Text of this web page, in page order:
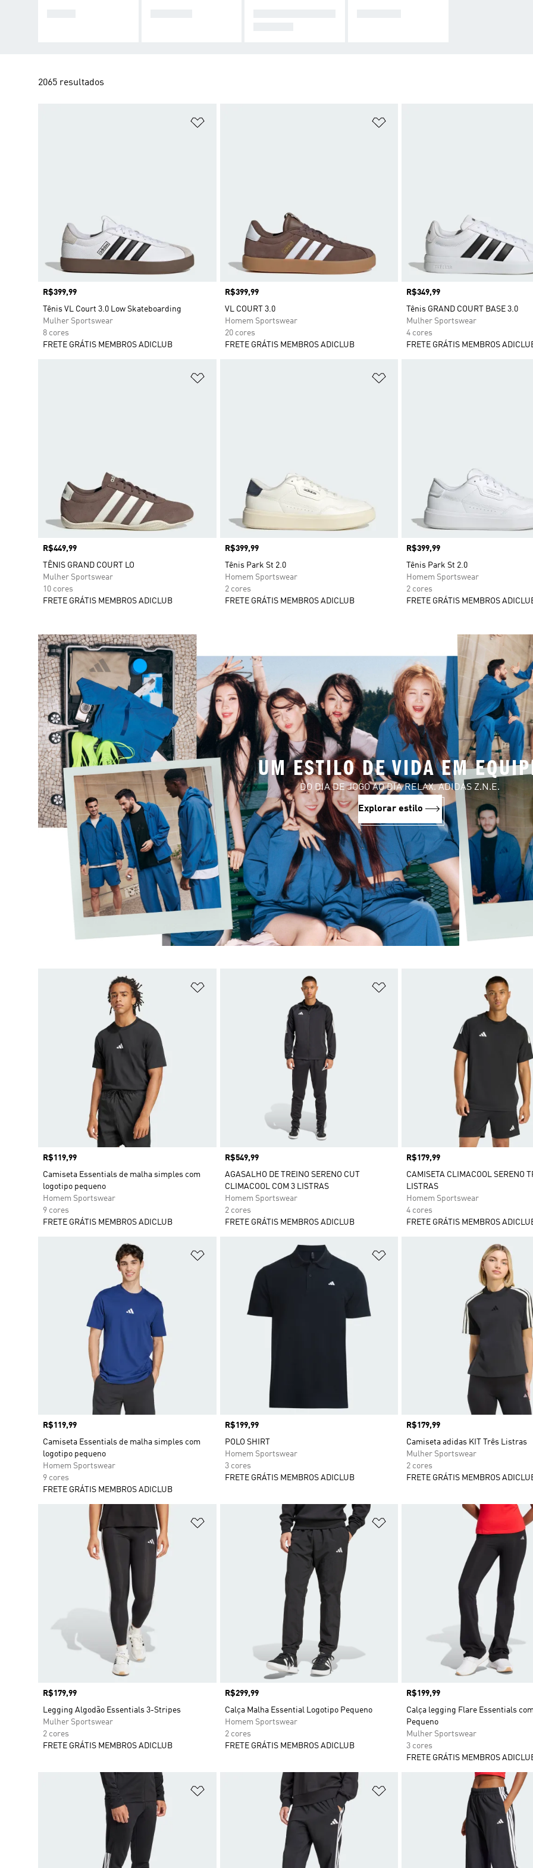
2065 resultados
Preço
R$399,99
Tênis VL Court 3.0 Low Skateboarding
Mulher Sportswear
8 cores
FRETE GRÁTIS MEMBROS ADICLUB
Preço
R$399,99
VL COURT 3.0
Homem Sportswear
20 cores
FRETE GRÁTIS MEMBROS ADICLUB
Preço
R$349,99
Tênis GRAND COURT BASE 3.0
Mulher Sportswear
4 cores
FRETE GRÁTIS MEMBROS
Preço
R$449,99
TÊNIS GRAND COURT LO
Mulher Sportswear
10 cores
FRETE GRÁTIS MEMBROS ADICLUB
Preço
R$399,99
Tênis Park St 2.0
Homem Sportswear
2 cores
FRETE GRÁTIS MEMBROS ADICLUB
Preço
R$399,99
Tênis Park St 2.0
Homem Sportswear
2 cores
FRETE GRÁTIS MEMBROS
Adicionar à Lista de Desejos
Preço
R$119,99
Camiseta Essentials de malha simples com
logotipo pequeno
Homem Sportswear
9 cores
FRETE GRÁTIS MEMBROS ADICLUB
Adicionar à Lista de Desejos
Preço
R$549,99
AGASALHO DE TREINO SERENO CUT
CLIMACOOL COM 3 LISTRAS
Homem Sportswear
2 cores
FRETE GRÁTIS MEMBROS ADICLUB
Preço
R$179,99
CAMISETA CLIMACOOL SERENO
LISTRAS
Homem Sportswear
4 cores
FRETE GRÁTIS MEMBROS
Adicionar à Lista de Desejos
Preço
R$119,99
Camiseta Essentials de malha simples com
logotipo pequeno
Homem Sportswear
9 cores
FRETE GRÁTIS MEMBROS ADICLUB
Adicionar à Lista de Desejos
Preço
R$199,99
POLO SHIRT
Homem Sportswear
3 cores
FRETE GRÁTIS MEMBROS ADICLUB
Preço
R$179,99
Camiseta adidas KIT Três Listras
Mulher Sportswear
2 cores
FRETE GRÁTIS MEMBROS
Adicionar à Lista de Desejos
Preço
R$179,99
Legging Algodão Essentials 3-Stripes
Mulher Sportswear
2 cores
FRETE GRÁTIS MEMBROS ADICLUB
Adicionar à Lista de Desejos
Preço
R$299,99
Calça Malha Essential Logotipo Pequeno
Homem Sportswear
2 cores
FRETE GRÁTIS MEMBROS ADICLUB
Preço
R$199,99
Calça legging Flare Essentials
Pequeno
Mulher Sportswear
3 cores
FRETE GRÁTIS MEMBROS
Adicionar à Lista de Desejos Adicionar à Lista de Desejos
UM ESTILO DE VIDA EM
DO DIA DE JOGO AO DIA RELAX. ADIDAS Z.N.E.
Explorar estilo